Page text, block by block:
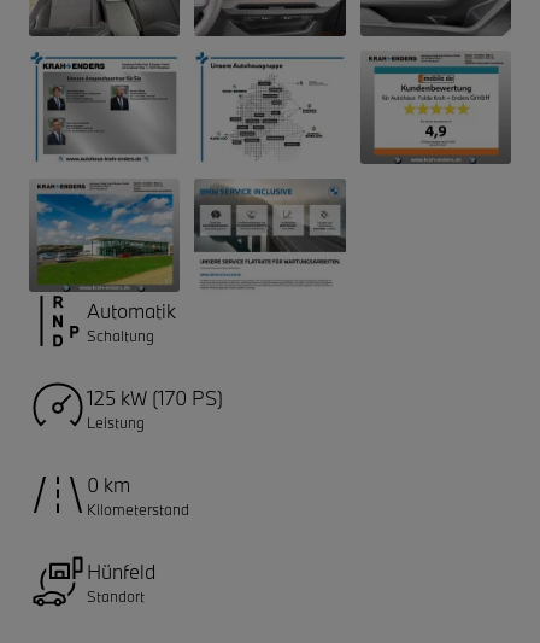
Automatik
Schaltung
125 kW (170 PS)
Leistung
0 km
Kilometerstand
Hünfeld
Standort